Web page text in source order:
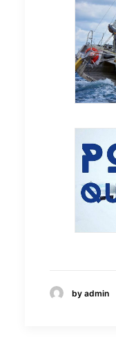
by admin